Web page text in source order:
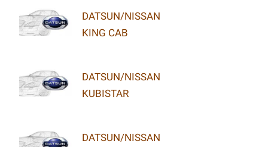
DATSUN/NISSAN
KING CAB
DATSUN/NISSAN
KUBISTAR
DATSUN/NISSAN